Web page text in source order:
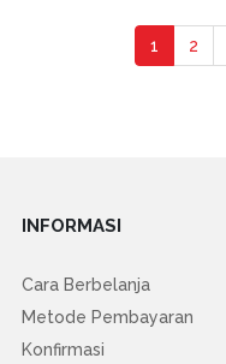
1 2
INFORMASI
Cara Berbelanja
Metode Pembayaran
Konfirmasi